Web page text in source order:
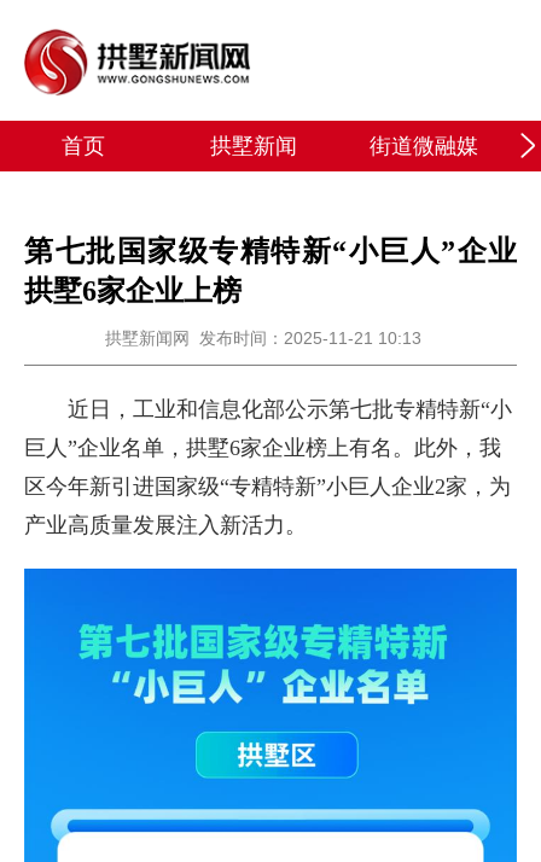
首页 拱墅新闻 街道微融媒
第七批国家级专精特新“小巨人”企业
拱墅6家企业上榜
拱墅新闻网 发布时间：2025-11-21 10:13
近日，工业和信息化部公示第七批专精特新“小
巨人”企业名单，拱墅6家企业榜上有名。此外，我
区今年新引进国家级“专精特新”小巨人企业2家，为
产业高质量发展注入新活力。